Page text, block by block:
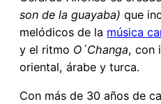
son de la guayaba) que
melódicos de la música
y el ritmo O´Changa, con
oriental, árabe y turca.
Con más de 30 años de